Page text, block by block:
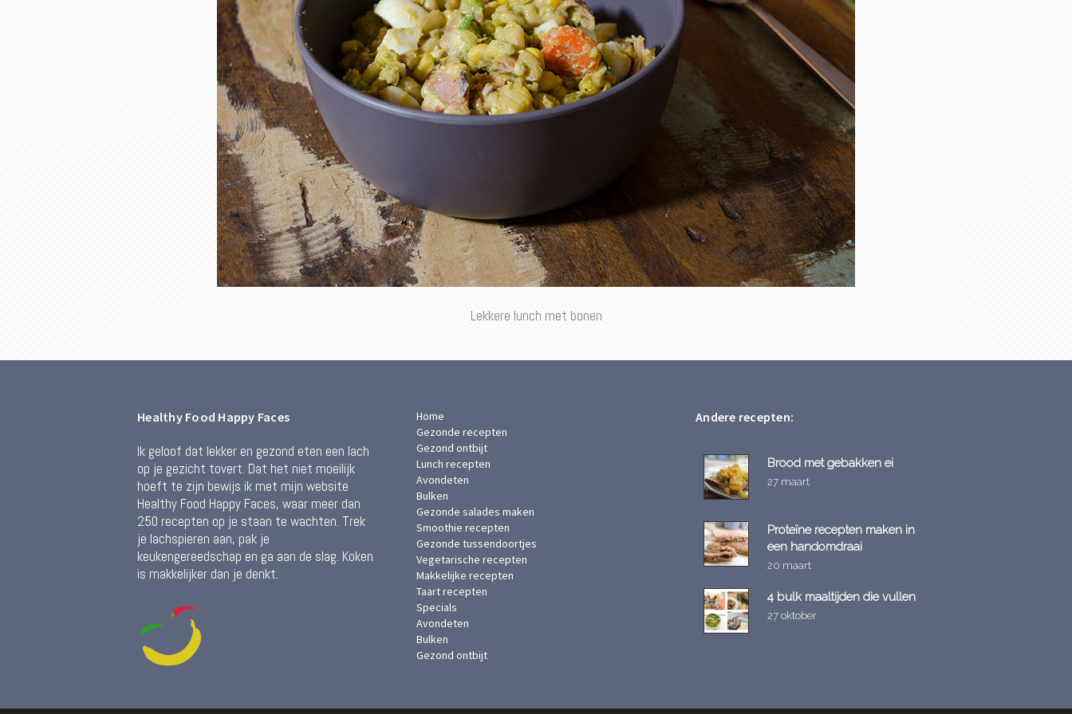
Lekkere lunch met bonen
Healthy Food Happy Faces
Ik geloof dat lekker en gezond eten een lach
op je gezicht tovert. Dat het niet moeilijk
hoeft te zijn bewijs ik met mijn website
Healthy Food Happy Faces, waar meer dan
250 recepten op je staan te wachten. Trek
je lachspieren aan, pak je
keukengereedschap en ga aan de slag. Koken
is makkelijker dan je denkt.
Home
Gezonde recepten
Gezond ontbijt
Lunch recepten
Avondeten
Bulken
Gezonde salades maken
Smoothie recepten
Gezonde tussendoortjes
Vegetarische recepten
Makkelijke recepten
Taart recepten
Specials
Avondeten
Bulken
Gezond ontbijt
Andere recepten:
Brood met gebakken ei
27 maart
Proteïne recepten maken in
een handomdraai
20 maart
4 bulk maaltijden die vullen
27 oktober